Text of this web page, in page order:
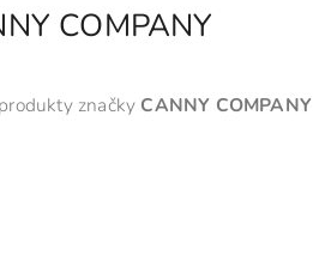
COMPANY
značky CANNY COMPANY